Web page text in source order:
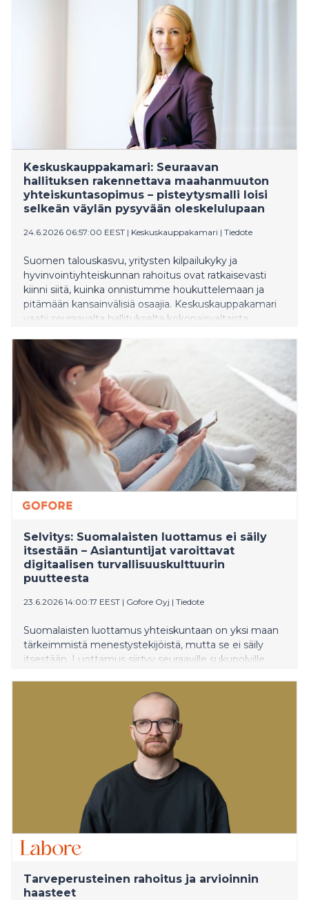
pitämään kansainvälisiä osaajia. Keskuskauppakamari
vaatii seuraavalta hallitukselta kokonaisvaltaista
uudistusta, jonka keskeinen osa on pisteytysmalliin
perustuva väylä pysyvään oleskeluun.
Keskuskauppakamari: Seuraavan
hallituksen rakennettava maahanmuuton
yhteiskuntasopimus – pisteytysmalli loisi
selkeän väylän pysyvään oleskelulupaan
24.6.2026 06:57:00 EEST | Keskuskauppakamari | Tiedote
Suomen talouskasvu, yritysten kilpailukyky ja
hyvinvointiyhteiskunnan rahoitus ovat ratkaisevasti
kiinni siitä, kuinka onnistumme houkuttelemaan ja
pitämään kansainvälisiä osaajia. Keskuskauppakamari
vaatii seuraavalta hallitukselta kokonaisvaltaista
perustuva väylä pysyvään oleskeluun.
Selvitys: Suomalaisten luottamus ei säily
itsestään – Asiantuntijat varoittavat
digitaalisen turvallisuuskulttuurin
puutteesta
23.6.2026 14:00:17 EEST | Gofore Oyj | Tiedote
Suomalaisten luottamus yhteiskuntaan on yksi maan
tärkeimmistä menestystekijöistä, mutta se ei säily
itsestään. Luottamus siirtyy seuraaville sukupolville
Goforen tutkimuslaitos Verianilla teettämästä
selvityksestä. 15 yhteiskunnallisesti merkittävän
johtajan ja johtavan asiantuntijan haastatteluihin
perustuva selvitys tunnistaa viisi jännitettä, jotka
haastavat suomalaisen yhteiskunnan luottamuspohjaa
juuri nyt. Selvitys nostaa keskiöön kysymyksen, kuka
johtaa kokonaisturvallisuuden kulttuuria Suomessa.
Tarveperusteinen rahoitus ja arvioinnin
haasteet